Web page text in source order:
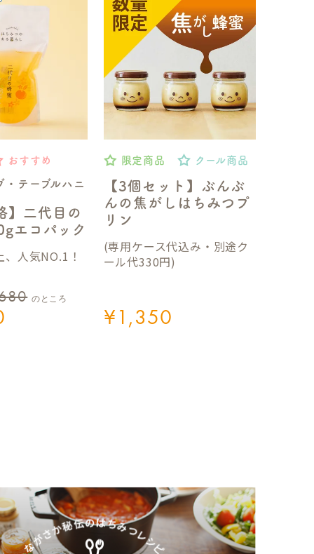
おすすめ
・テーブルハニ
】二代目の
エコパック
人気NO.1！
のところ
限定商品 クール商品
【3個セット】ぶんぶ
んの焦がしはちみつプ
リン
(専用ケース代込み・別途ク
ール代330円)
¥1,350